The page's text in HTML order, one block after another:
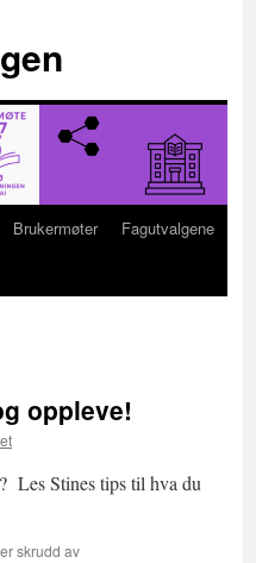
Brukermøter
Fagutvalgene
oppleve!
Les Stines tips til hva du
skrudd avfor